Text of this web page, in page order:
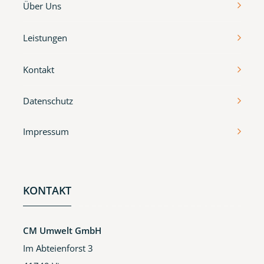
Über Uns
Leistungen
Kontakt
Datenschutz
Impressum
KONTAKT
CM Umwelt GmbH
Im Abteienforst 3